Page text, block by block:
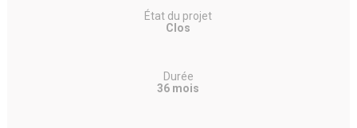
État du projet
Clos
Durée
36 mois